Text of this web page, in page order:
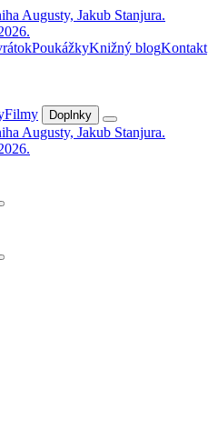
PoukážkyKnižný blogKontakt
Filmy Doplnky